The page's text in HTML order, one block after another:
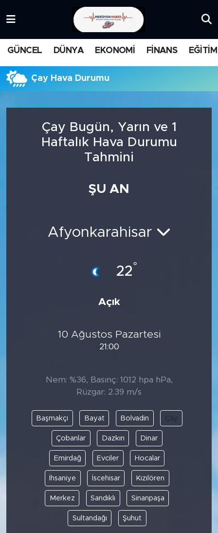
GÜNCEL DÜNYA EKONOMİ FİNANS EĞİTİM
Çay Hava Durumu
Çay Bugün, Yarın ve 1
Haftalık Hava Durumu
Tahmini
ŞU AN
Afyonkarahisar
22°
Açık
10 Ağustos Pazartesi
21:00
Nem: %36, Basınç: 1012 hpa hPa,
Rüzgar: 2.39 m/s
Başmakçı Bayat Bolvadin Çay
Çobanlar Dazkırı Dinar
Emirdağ Evciler Hocalar
İhsaniye İscehisar Kızılören
Merkez Sandıklı Sinanpaşa
Sultandağı Şuhut
FİNANS
BİLİM-TEKNOLOJİ
POLİTİKA
EKONOMİ
KÜLTÜR SANAT
YAŞAM
Süper Lig Puan Durumu ve Fikstür
Tüm Manşetler
Son Dakika Haberleri